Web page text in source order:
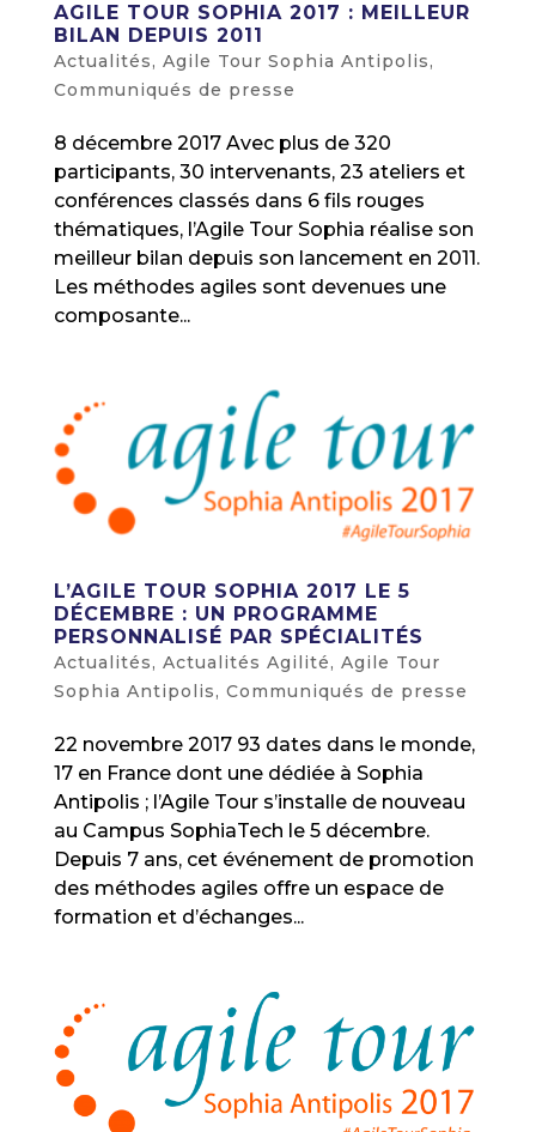
AGILE TOUR SOPHIA 2017 : MEILLEUR
BILAN DEPUIS 2011
Actualités, Agile Tour Sophia Antipolis,
Communiqués de presse
8 décembre 2017 Avec plus de 320
participants, 30 intervenants, 23 ateliers et
conférences classés dans 6 fils rouges
thématiques, l’Agile Tour Sophia réalise son
meilleur bilan depuis son lancement en 2011.
Les méthodes agiles sont devenues une
composante...
L’AGILE TOUR SOPHIA 2017 LE 5
DÉCEMBRE : UN PROGRAMME
PERSONNALISÉ PAR SPÉCIALITÉS
Actualités, Actualités Agilité, Agile Tour
Sophia Antipolis, Communiqués de presse
22 novembre 2017 93 dates dans le monde,
17 en France dont une dédiée à Sophia
Antipolis ; l’Agile Tour s’installe de nouveau
au Campus SophiaTech le 5 décembre.
Depuis 7 ans, cet événement de promotion
des méthodes agiles offre un espace de
formation et d’échanges...